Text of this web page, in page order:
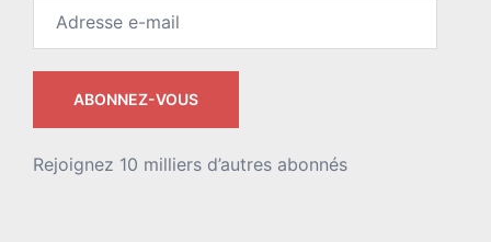
ABONNEZ-VOUS
Rejoignez 10 milliers d’autres abonnés